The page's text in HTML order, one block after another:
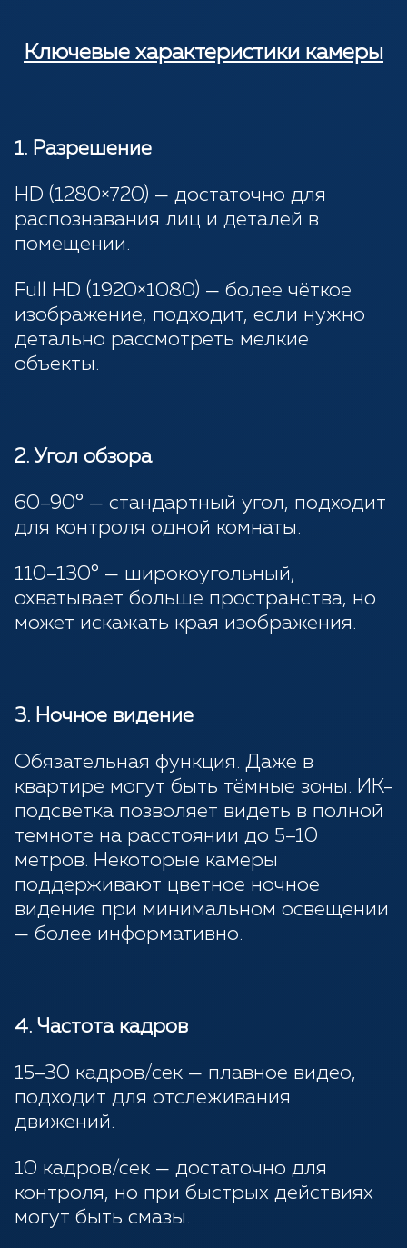
Ключевые характеристики камеры
1. Разрешение
HD (1280×720) — достаточно для
распознавания лиц и деталей в
помещении.
Full HD (1920×1080) — более чёткое
изображение, подходит, если нужно
детально рассмотреть мелкие
объекты.
2. Угол обзора
60–90° — стандартный угол, подходит
для контроля одной комнаты.
110–130° — широкоугольный,
охватывает больше пространства, но
может искажать края изображения.
3. Ночное видение
Обязательная функция. Даже в
квартире могут быть тёмные зоны. ИК-
подсветка позволяет видеть в полной
темноте на расстоянии до 5–10
метров. Некоторые камеры
поддерживают цветное ночное
видение при минимальном освещении
— более информативно.
4. Частота кадров
15–30 кадров/сек — плавное видео,
подходит для отслеживания
движений.
10 кадров/сек — достаточно для
контроля, но при быстрых действиях
могут быть смазы.